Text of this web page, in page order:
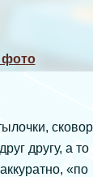
фото
другу, а то
«по